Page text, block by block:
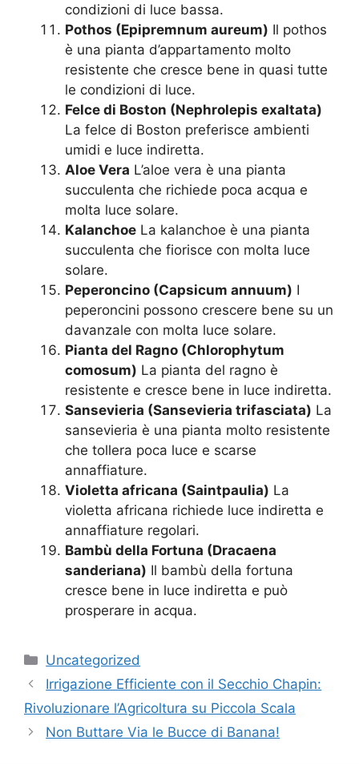
condizioni di luce bassa.
Pothos (Epipremnum aureum) Il pothos
è una pianta d’appartamento molto
resistente che cresce bene in quasi tutte
le condizioni di luce.
Felce di Boston (Nephrolepis exaltata)
La felce di Boston preferisce ambienti
umidi e luce indiretta.
Aloe Vera L’aloe vera è una pianta
succulenta che richiede poca acqua e
molta luce solare.
Kalanchoe La kalanchoe è una pianta
succulenta che fiorisce con molta luce
solare.
Peperoncino (Capsicum annuum) I
peperoncini possono crescere bene su un
davanzale con molta luce solare.
Pianta del Ragno (Chlorophytum
comosum) La pianta del ragno è
resistente e cresce bene in luce indiretta.
Sansevieria (Sansevieria trifasciata) La
sansevieria è una pianta molto resistente
che tollera poca luce e scarse
annaffiature.
Violetta africana (Saintpaulia) La
violetta africana richiede luce indiretta e
annaffiature regolari.
Bambù della Fortuna (Dracaena
sanderiana) Il bambù della fortuna
cresce bene in luce indiretta e può
prosperare in acqua.
Categories
Uncategorized
Irrigazione Efficiente con il Secchio Chapin:
Rivoluzionare l’Agricoltura su Piccola Scala
Non Buttare Via le Bucce di Banana!